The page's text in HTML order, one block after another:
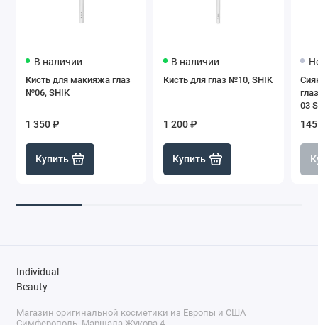
В наличии
Кисть для макияжа глаз
№06, SHIK
1 350 ₽
Купить
В наличии
Кисть для глаз №10, SHIK
1 200 ₽
Купить
03
Individual
Beauty
Магазин оригинальной косметики из Европы и США